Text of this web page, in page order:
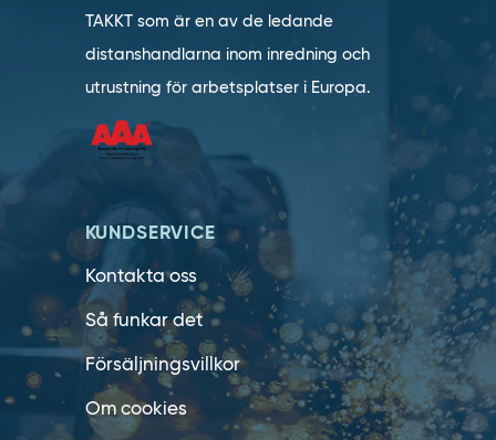
TAKKT som är en av de ledande
distanshandlarna inom inredning och
utrustning för arbetsplatser i Europa.
KUNDSERVICE
Kontakta oss
Så funkar det
Försäljningsvillkor
Om cookies